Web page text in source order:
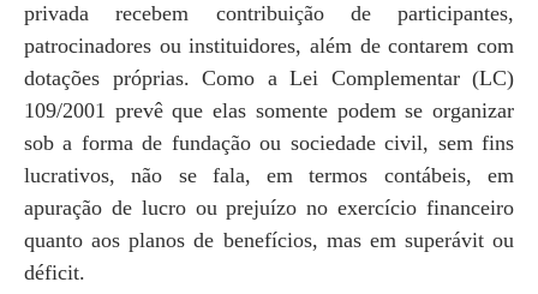
privada recebem contribuição de participantes,
patrocinadores ou instituidores, além de contarem com
dotações próprias. Como a Lei Complementar (LC)
109/2001 prevê que elas somente podem se organizar
sob a forma de fundação ou sociedade civil, sem fins
lucrativos, não se fala, em termos contábeis, em
apuração de lucro ou prejuízo no exercício financeiro
quanto aos planos de benefícios, mas em superávit ou
déficit.